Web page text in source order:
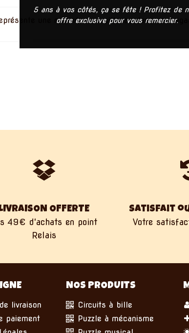
une matinée merveilleuse dans un
OFFERTE
49€ d'achats en point
Relais
Satisfait
Votre
livraison
paiement
NOS PRODUITS
Circuits à bille
Puzzle à mécanisme
5 ans à vos côtés, ça se fête ! Profitez de
offre exclusive pour vous remercier.